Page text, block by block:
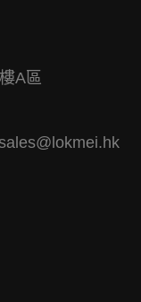
A區
sales@lokmei.hk